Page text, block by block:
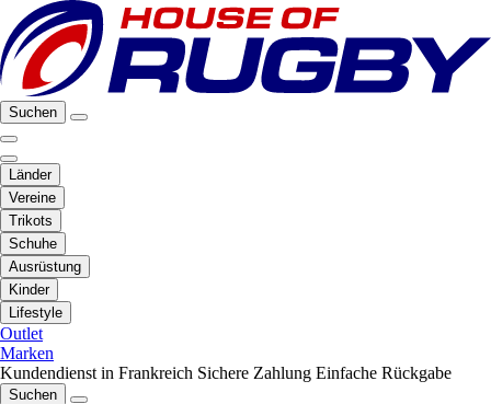
Suchen
Länder
Vereine
Trikots
Schuhe
Ausrüstung
Kinder
Lifestyle
Outlet
Marken
Kundendienst in Frankreich Sichere Zahlung Einfache Rückgabe
Suchen